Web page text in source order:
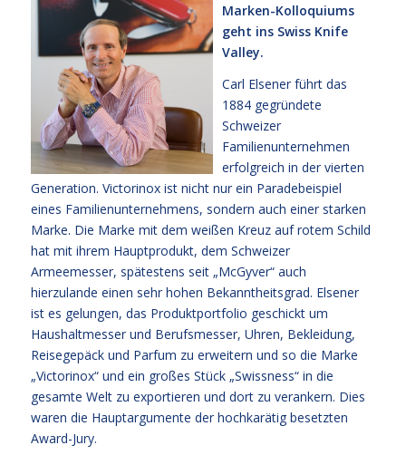
Marken-Kolloquiums
geht ins Swiss Knife
Valley.
Carl Elsener führt das
1884 gegründete
Schweizer
Familienunternehmen
erfolgreich in der vierten
Generation. Victorinox ist nicht nur ein Paradebeispiel
eines Familienunternehmens, sondern auch einer starken
Marke. Die Marke mit dem weißen Kreuz auf rotem Schild
hat mit ihrem Hauptprodukt, dem Schweizer
Armeemesser, spätestens seit „McGyver“ auch
hierzulande einen sehr hohen Bekanntheitsgrad. Elsener
ist es gelungen, das Produktportfolio geschickt um
Haushaltmesser und Berufsmesser, Uhren, Bekleidung,
Reisegepäck und Parfum zu erweitern und so die Marke
„Victorinox“ und ein großes Stück „Swissness“ in die
gesamte Welt zu exportieren und dort zu verankern. Dies
waren die Hauptargumente der hochkarätig besetzten
Award-Jury.